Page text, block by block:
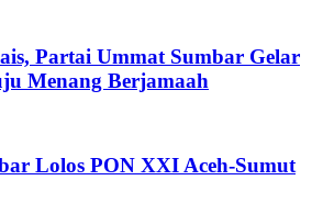
Partai Ummat Sumbar Gelar
Menang Berjamaah
Lolos PON XXI Aceh-Sumut